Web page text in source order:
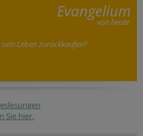
Evangelium
von heute
Leben zurückkaufen?
Sie hier.